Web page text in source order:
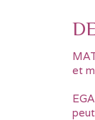
et